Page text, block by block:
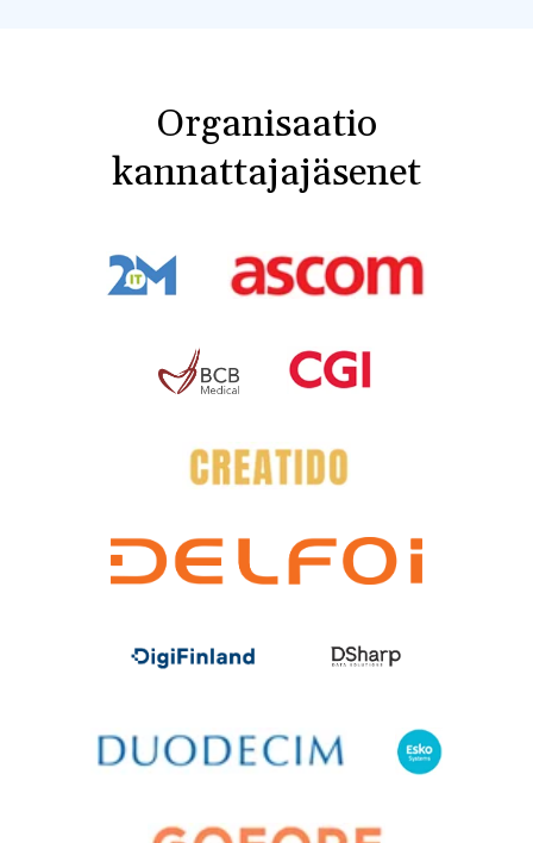
Organisaatio
kannattajajäsenet